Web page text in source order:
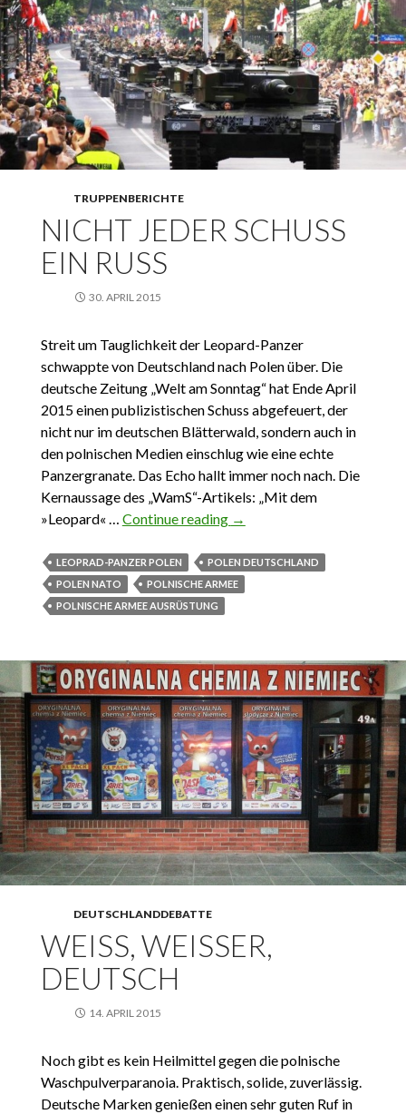
TRUPPENBERICHTE
NICHT JEDER SCHUSS
EIN RUSS
30. APRIL 2015
Streit um Tauglichkeit der Leopard-Panzer
schwappte von Deutschland nach Polen über. Die
deutsche Zeitung „Welt am Sonntag“ hat Ende April
2015 einen publizistischen Schuss abgefeuert, der
nicht nur im deutschen Blätterwald, sondern auch in
den polnischen Medien einschlug wie eine echte
Panzergranate. Das Echo hallt immer noch nach. Die
Kernaussage des „WamS“-Artikels: „Mit dem
»Leopard« … Continue reading Nicht jeder Schuss ein Russ
→
LEOPRAD-PANZER POLEN
POLEN DEUTSCHLAND
POLEN NATO
POLNISCHE ARMEE
POLNISCHE ARMEE AUSRÜSTUNG
DEUTSCHLANDDEBATTE
WEISS, WEISSER,
DEUTSCH
14. APRIL 2015
Noch gibt es kein Heilmittel gegen die polnische
Waschpulverparanoia. Praktisch, solide, zuverlässig.
Deutsche Marken genießen einen sehr guten Ruf in